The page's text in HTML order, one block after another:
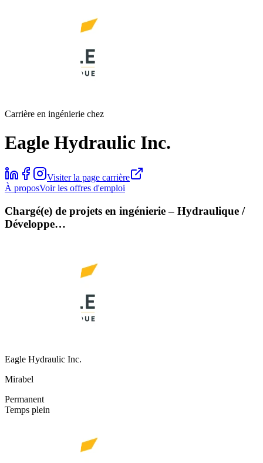
Carrière en ingénierie chez
Eagle Hydraulic Inc.
Visiter la page carrière
À proposVoir les offres d'emploi
Chargé(e) de projets en ingénierie – Hydraulique /
Développe…
Eagle Hydraulic Inc.
Mirabel
Permanent
Temps plein